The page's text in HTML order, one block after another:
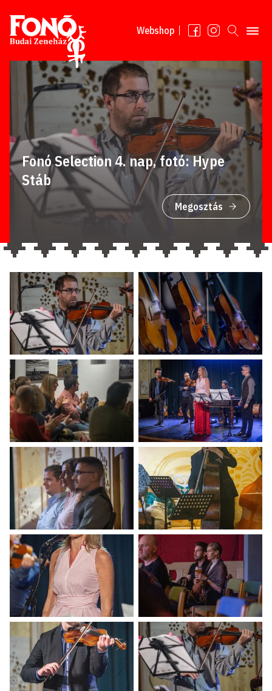
Tovább a tartalomhoz
Webshop
Fonó Selection 4. nap, fotó: Hype
Stáb
Megosztás